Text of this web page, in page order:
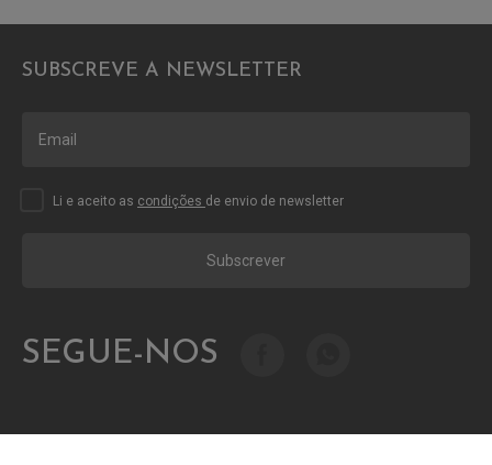
SUBSCREVE A NEWSLETTER
Subscrever
Li e aceito as condições de envio de newsletter
SEGUE-NOS